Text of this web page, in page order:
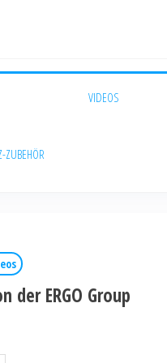
ZUBEHÖR
VIDEOS
ERGO Group